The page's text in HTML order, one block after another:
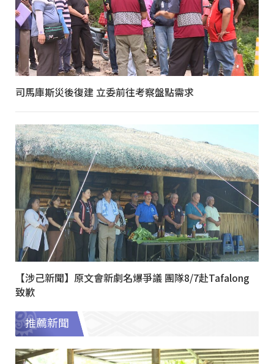
司馬庫斯災後復建 立委前往考察盤點需求
【涉己新聞】原文會新劇名爆爭議 團隊8/7赴Tafalong
致歉
推薦新聞